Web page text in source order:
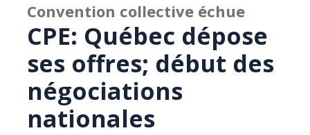
Convention collective échue
CPE: Québec dépose
ses offres; début des
négociations
nationales